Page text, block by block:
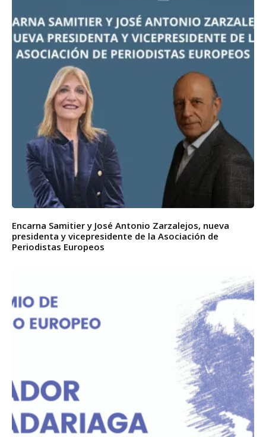
Encarna Samitier y José Antonio Zarzalejos, nueva
presidenta y vicepresidente de la Asociación de
Periodistas Europeos